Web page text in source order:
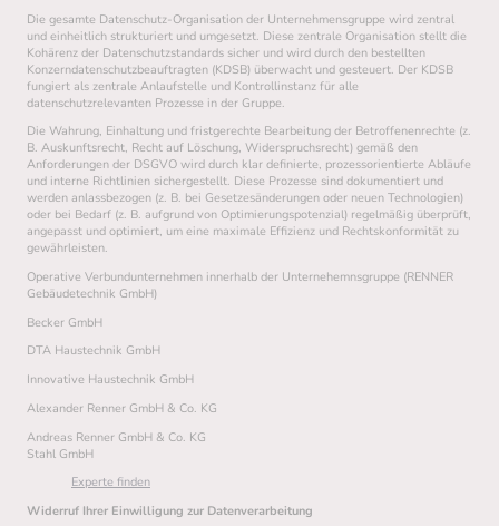
Die gesamte Datenschutz-Organisation der Unternehmensgruppe wird zentral
und einheitlich strukturiert und umgesetzt. Diese zentrale Organisation stellt die
Kohärenz der Datenschutzstandards sicher und wird durch den bestellten
Konzerndatenschutzbeauftragten (KDSB) überwacht und gesteuert. Der KDSB
fungiert als zentrale Anlaufstelle und Kontrollinstanz für alle
datenschutzrelevanten Prozesse in der Gruppe.
Die Wahrung, Einhaltung und fristgerechte Bearbeitung der Betroffenenrechte (z.
B. Auskunftsrecht, Recht auf Löschung, Widerspruchsrecht) gemäß den
Anforderungen der DSGVO wird durch klar definierte, prozessorientierte Abläufe
und interne Richtlinien sichergestellt. Diese Prozesse sind dokumentiert und
werden anlassbezogen (z. B. bei Gesetzesänderungen oder neuen Technologien)
oder bei Bedarf (z. B. aufgrund von Optimierungspotenzial) regelmäßig überprüft,
angepasst und optimiert, um eine maximale Effizienz und Rechtskonformität zu
gewährleisten.
Operative Verbundunternehmen innerhalb der Unternehemnsgruppe (RENNER
Gebäudetechnik GmbH)
Becker GmbH
DTA Haustechnik GmbH
Innovative Haustechnik GmbH
Alexander Renner GmbH & Co. KG
Andreas Renner GmbH & Co. KG
Stahl GmbH
Experte finden
Widerruf Ihrer Einwilligung zur Datenverarbeitung